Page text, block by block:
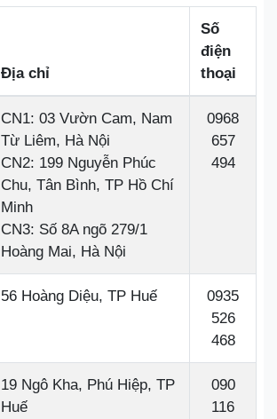
Địa chỉ
Số
điện
thoại
CN1: 03 Vườn Cam, Nam
Từ Liêm, Hà Nội
CN2: 199 Nguyễn Phúc
Chu, Tân Bình, TP Hồ Chí
Minh
CN3: Số 8A ngõ 279/1
Hoàng Mai, Hà Nội
0968
657
494
56 Hoàng Diệu, TP Huế
0935
526
468
19 Ngô Kha, Phú Hiệp, TP
Huế
090
116